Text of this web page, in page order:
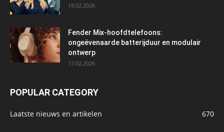
19.02.2026
Fender Mix-hoofdtelefoons:
ongeëvenaarde batterijduur en modulair
ontwerp
17.02.2026
POPULAR CATEGORY
Laatste nieuws en artikelen 670